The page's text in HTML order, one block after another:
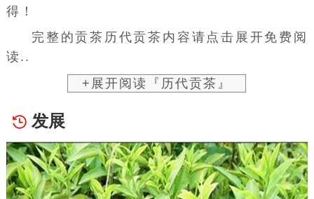
得！
完整的贡茶历代贡茶内容请点击展开免费阅
读..
+展开阅读『历代贡茶』
发展